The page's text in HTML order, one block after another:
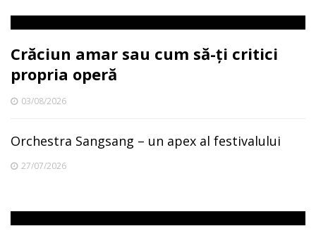
Crăciun amar sau cum să-ți critici
propria operă
03/08/2026
Orchestra Sangsang – un apex al festivalului
27/07/2026